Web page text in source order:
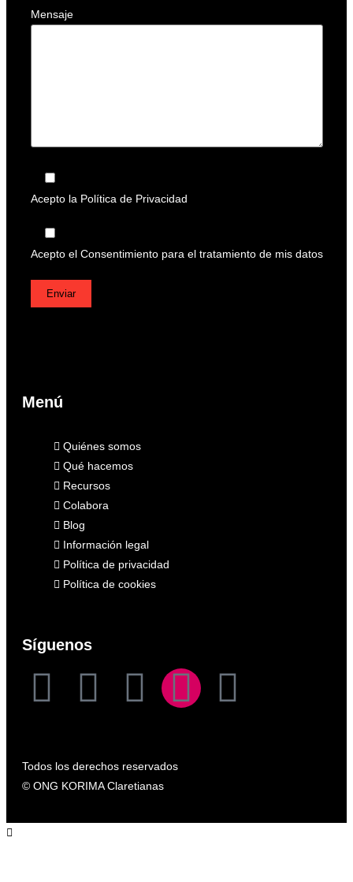
Mensaje
Acepto la Política de Privacidad
Acepto el Consentimiento para el tratamiento de mis datos
Menú
Quiénes somos
Qué hacemos
Recursos
Colabora
Blog
Información legal
Política de privacidad
Política de cookies
Síguenos
Todos los derechos reservados
© ONG KORIMA Claretianas